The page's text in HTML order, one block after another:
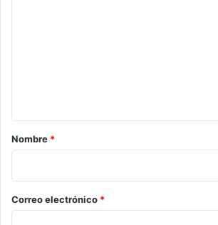
r
o
*
Nombre *
Correo electrónico *